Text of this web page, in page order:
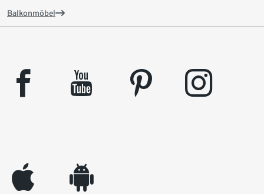
Balkonmöbel
facebook youtube pinterest instagram
appleinc android